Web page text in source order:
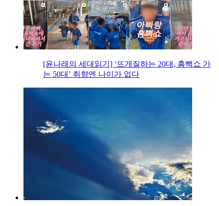
[윤나래의 세대읽기] ‘뜨개질하는 20대, 흠뻑쇼 가
는 50대’ 취향엔 나이가 없다